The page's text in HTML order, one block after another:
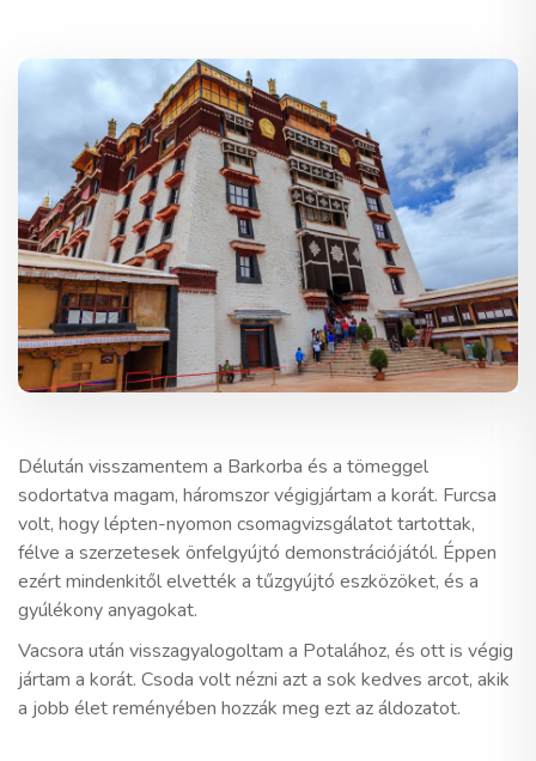
Délután visszamentem a Barkorba és a tömeggel
sodortatva magam, háromszor végigjártam a korát. Furcsa
volt, hogy lépten-nyomon csomagvizsgálatot tartottak,
félve a szerzetesek önfelgyújtó demonstrációjától. Éppen
ezért mindenkitől elvették a tűzgyújtó eszközöket, és a
gyúlékony anyagokat.
Vacsora után visszagyalogoltam a Potalához, és ott is végig
jártam a korát. Csoda volt nézni azt a sok kedves arcot, akik
a jobb élet reményében hozzák meg ezt az áldozatot.